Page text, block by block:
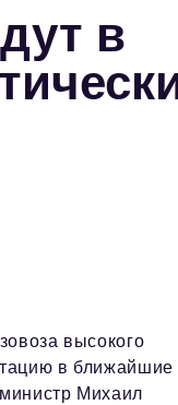
в
высокого
в ближайшие
Михаил